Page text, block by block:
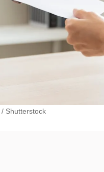
/ Shutterstock